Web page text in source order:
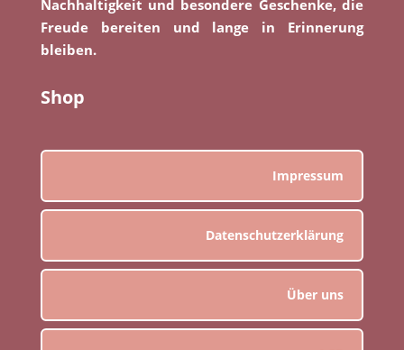
Nachhaltigkeit und besondere Geschenke, die
Freude bereiten und lange in Erinnerung
bleiben.
Shop
Impressum
Datenschutzerklärung
Über uns